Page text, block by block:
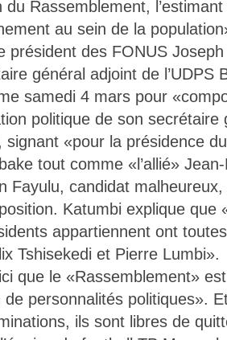
du Rassemblement,
au sein de la
président des FONUS
général adjoint de l’UDPS
samedi 4 mars pour
politique de son
signant «pour la présidence
tout comme «l’allié»
Fayulu, candidat
Katumbi explique que
appartiennent ont
Tshisekedi et Pierre Lumbi».
que le «Rassemblement»
personnalités politiques».
ils sont libres de